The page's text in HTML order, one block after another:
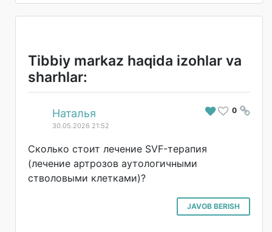
Tibbiy markaz haqida izohlar va
sharhlar:
# 0
Наталья
30.05.2026 21:52
Сколько стоит лечение SVF-терапия
(лечение артрозов аутологичными
стволовыми клетками)?
JAVOB BERISH